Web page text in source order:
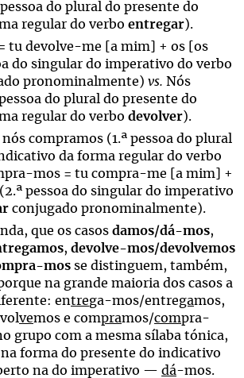
pessoa do plural do presente do
regular do verbo entregar).
tu devolve-me [a mim] + os [os
do singular do imperativo do verbo
pronominalmente) vs. Nós
pessoa do plural do presente do
regular do verbo devolver).
nós compramos (1.ª pessoa do plural
da forma regular do verbo
mos = tu compra-me [a mim] +
pessoa do singular do imperativo
conjugado pronominalmente).
que os casos damos/dá-mos,
, devolve-mos/devolvemos
mos se distinguem, também,
na grande maioria dos casos a
entrega-mos/entregamos,
vemos e compramos/compra-
grupo com a mesma sílaba tónica,
forma do presente do indicativo
na do imperativo — dá-mos.